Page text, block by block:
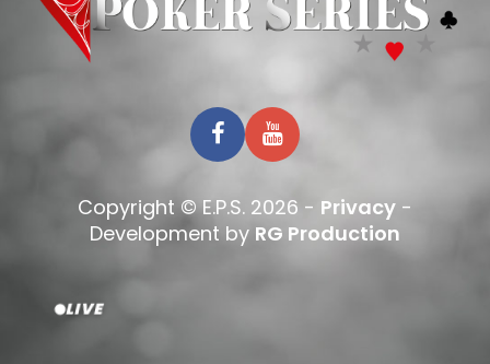
Copyright © E.P.S. 2026 - Privacy -
Development by RG Production
LIVE